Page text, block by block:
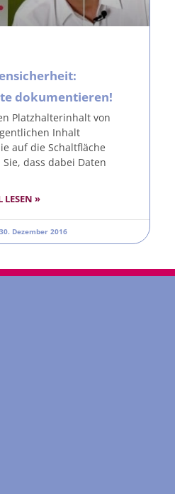
dokumentieren!
Platzhalterinhalt von
Inhalt
auf die Schaltfläche
dass dabei Daten
LESEN »
30. Dezember 2016